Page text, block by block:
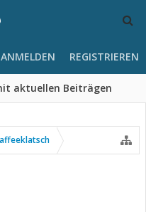
aktuellen Beiträgen
ANMELDEN REGISTRIEREN